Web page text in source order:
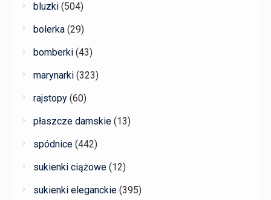
bluzki (504)
bolerka (29)
bomberki (43)
marynarki (323)
rajstopy (60)
płaszcze damskie (13)
spódnice (442)
sukienki ciążowe (12)
sukienki eleganckie (395)